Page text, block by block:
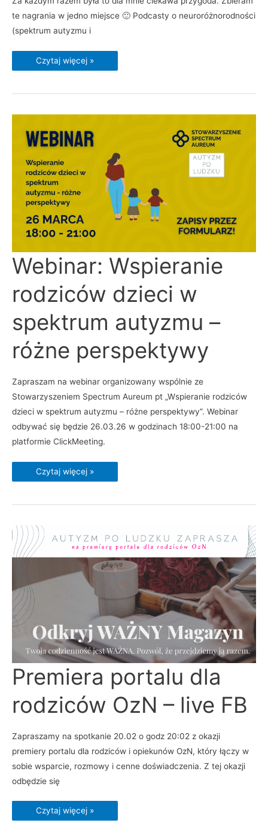
te nagrania w jedno miejsce 🙂 Podcasty o neuroróżnorodności
(spektrum autyzmu i
Czytaj więcej »
Webinar: Wspieranie
rodziców dzieci w
spektrum autyzmu –
różne perspektywy
Zapraszam na webinar organizowany wspólnie ze
Stowarzyszeniem Spectrum Aureum pt „Wspieranie rodziców
dzieci w spektrum autyzmu – różne perspektywy”. Webinar
odbywać się będzie 26.03.26 w godzinach 18:00-21:00 na
platformie ClickMeeting.
Webinar:
Wspieranie
rodziców
spektrum
autyzmu
różne
perspektywy
Czytaj więcej »
Premiera portalu dla
rodziców OzN – live FB
Zapraszamy na spotkanie 20.02 o godz 20:02 z okazji
premiery portalu dla rodziców i opiekunów OzN, który łączy w
sobie wsparcie, rozmowy i cenne doświadczenia. Z tej okazji
odbędzie się
Premiera
portalu
dla
OzN
–
live
Czytaj więcej »